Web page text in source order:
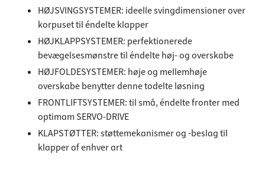
HØJSVINGSYSTEMER: ideelle svingdimensioner over
korpuset til éndelte klapper
HØJKLAPPSYSTEMER: perfektionerede
bevægelsesmønstre til éndelte høj- og overskabe
HØJFOLDESYSTEMER: høje og mellemhøje
overskabe benytter denne todelte løsning
FRONTLIFTSYSTEMER: til små, éndelte fronter med
optimam SERVO-DRIVE
KLAPSTØTTER:støttemekanismer og -beslag til
klapper af enhver art